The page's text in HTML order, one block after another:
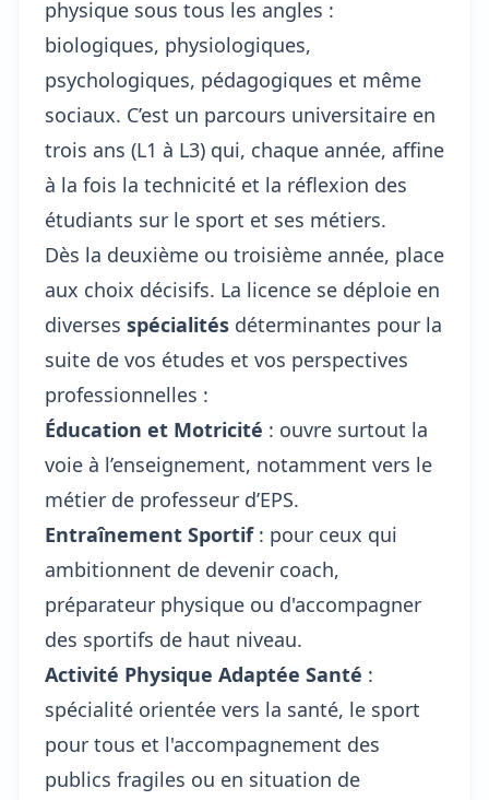
physique sous tous les angles :
biologiques, physiologiques,
psychologiques, pédagogiques et même
sociaux. C’est un parcours universitaire en
trois ans (L1 à L3) qui, chaque année, affine
à la fois la technicité et la réflexion des
étudiants sur le sport et ses métiers.
Dès la deuxième ou troisième année, place
aux choix décisifs. La licence se déploie en
diverses spécialités déterminantes pour la
suite de vos études et vos perspectives
professionnelles :
Éducation et Motricité : ouvre surtout la
voie à l’enseignement, notamment vers le
métier de professeur d’EPS.
Entraînement Sportif: pour ceux qui
ambitionnent de devenir coach,
préparateur physique ou d'accompagner
des sportifs de haut niveau.
Activité Physique Adaptée Santé :
spécialité orientée vers la santé, le sport
pour tous et l'accompagnement des
publics fragiles ou en situation de